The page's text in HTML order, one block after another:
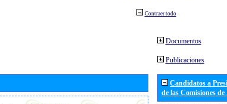
Contraer todo
Documentos
Publicaciones
Candidatos a
de las Comisiones